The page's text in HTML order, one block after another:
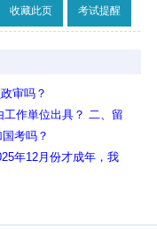
收藏此页 考试提醒
审吗？
作単位出具？ 二、留
如何报考？
考吗？
年12月份才成年，我